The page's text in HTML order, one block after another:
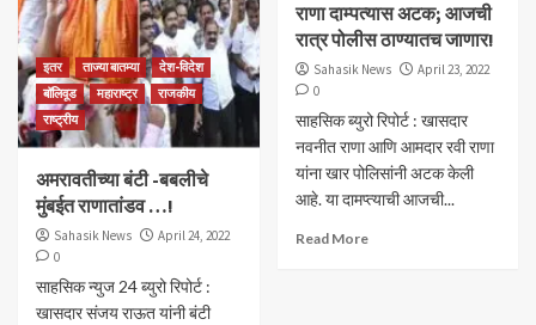
इतर ताज्या बातम्या
देश-विदेश
बॉलिवूड
महाराष्ट्र
राजकीय
राष्ट्रीय
अमरावतीच्या बंटी -बबलीचे
मुंबईत राणातांडव …!
Sahasik News
April 24, 2022
0
साहसिक न्युज 24 ब्युरो रिपोर्ट :
खासदार संजय राऊत यांनी बंटी
राणा दाम्पत्यास अटक; आजची
रात्र पोलीस ठाण्यातच जाणार!
Sahasik News
April 23, 2022
0
साहसिक ब्युरो रिपोर्ट : खासदार
नवनीत राणा आणि आमदार रवी राणा
यांना खार पोलिसांनी अटक केली
आहे. या दामप्त्याची आजची...
Read More